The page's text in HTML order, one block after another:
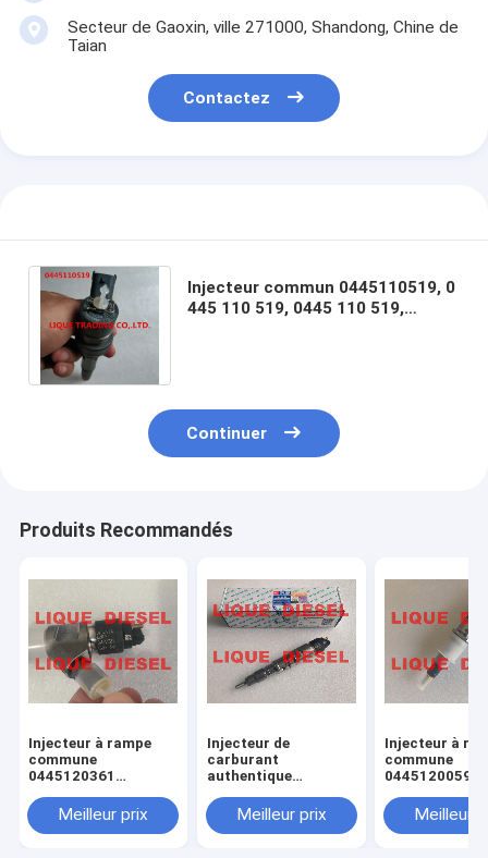
Secteur de Gaoxin, ville 271000, Shandong, Chine de
Taian
Contactez
Injecteur commun 0445110519, 0
445 110 519, 0445 110 519,
Continuer
Produits Recommandés
Injecteur à rampe
commune
0445120361
120 361 5801479314
Meilleur prix
Injecteur de
carburant
authentique
0445120290 0 445
120 290 L4700-
Meilleur prix
Injecteur à
commune
0445120059
120 059 0 445
231 pour
Meilleur